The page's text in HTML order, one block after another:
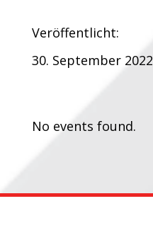
Veröffentlicht:
30. September 2022
No events found.